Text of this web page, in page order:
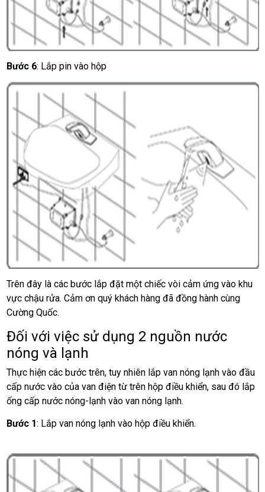
Bước 6: Lắp pin vào hộp
Trên đây là các bước lắp đặt một chiếc vòi cảm ứng vào khu
vực chậu rửa. Cảm ơn quý khách hàng đã đồng hành cùng
Cường Quốc.
Đối với việc sử dụng 2 nguồn nước
nóng và lạnh
Thực hiện các bước trên, tuy nhiên lắp van nóng lạnh vào đầu
cấp nước vào của van điện từ trên hộp điều khiển, sau đó lắp
ống cấp nước nóng-lạnh vào van nóng lạnh.
Bước 1: Lắp van nóng lạnh vào hộp điều khiển.